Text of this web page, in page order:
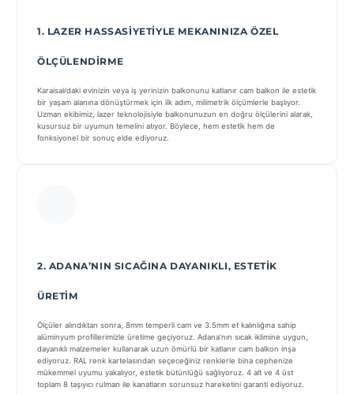
1. LAZER HASSASIYETIYLE MEKANINIZA ÖZEL
ÖLÇÜLENDIRME
Karaisalı’daki evinizin veya iş yerinizin balkonunu katlanır cam balkon ile estetik
bir yaşam alanına dönüştürmek için ilk adım, milimetrik ölçümlerle başlıyor.
Uzman ekibimiz, lazer teknolojisiyle balkonunuzun en doğru ölçülerini alarak,
kusursuz bir uyumun temelini atıyor. Böylece, hem estetik hem de
fonksiyonel bir sonuç elde ediyoruz.
2. ADANA’NIN SICAĞINA DAYANIKLI, ESTETIK
ÜRETIM
Ölçüler alındıktan sonra, 8mm temperli cam ve 3.5mm et kalınlığına sahip
alüminyum profillerimizle üretime geçiyoruz. Adana’nın sıcak iklimine uygun,
dayanıklı malzemeler kullanarak uzun ömürlü bir katlanır cam balkon inşa
ediyoruz. RAL renk kartelasından seçeceğiniz renklerle bina cephenize
mükemmel uyumu yakalıyor, estetik bütünlüğü sağlıyoruz. 4 alt ve 4 üst
toplam 8 taşıyıcı rulman ile kanatların sorunsuz hareketini garanti ediyoruz.